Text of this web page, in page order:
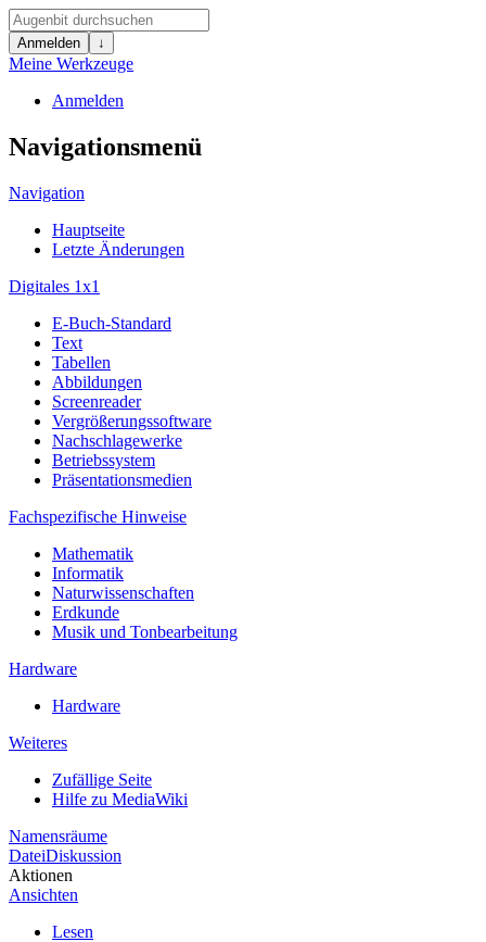
Anmelden ↓
Meine Werkzeuge
Anmelden
Navigationsmenü
Navigation
Hauptseite
Letzte Änderungen
Digitales 1x1
E-Buch-Standard
Text
Tabellen
Abbildungen
Screenreader
Vergrößerungssoftware
Nachschlagewerke
Betriebssystem
Präsentationsmedien
Fachspezifische Hinweise
Mathematik
Informatik
Naturwissenschaften
Erdkunde
Musik und Tonbearbeitung
Hardware
Hardware
Weiteres
Zufällige Seite
Hilfe zu MediaWiki
Namensräume
DateiDiskussion
Aktionen
Ansichten
Lesen